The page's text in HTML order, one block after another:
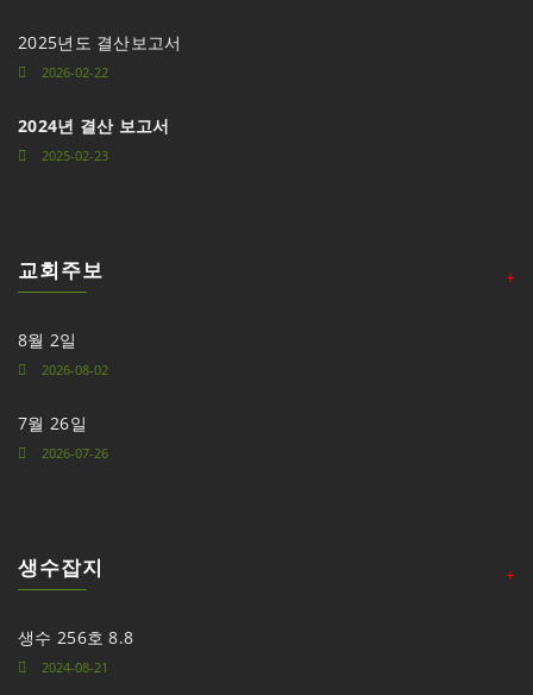
2025년도 결산보고서
2026-02-22
2024년 결산 보고서
2025-02-23
교회주보 +
8월 2일
2026-08-02
7월 26일
2026-07-26
생수잡지 +
생수 256호 8.8
2024-08-21